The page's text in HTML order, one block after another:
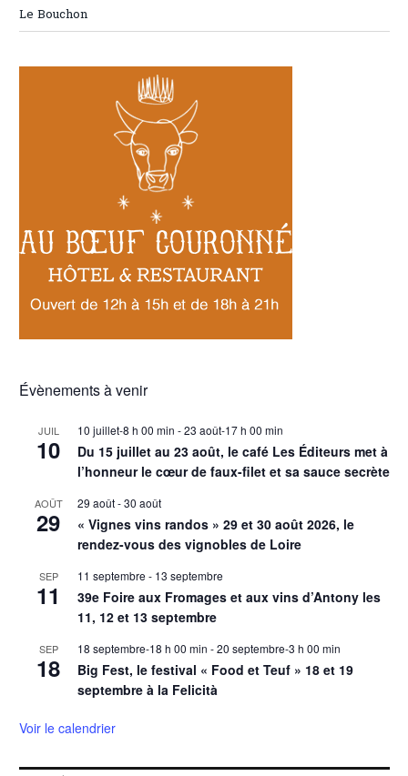
Le Bouchon
Évènements à venir
JUIL
10
10 juillet-8 h 00 min -23 août-17 h 00 min
Du 15 juillet au 23 août, le café Les Éditeurs met à
l’honneur le cœur de faux-filet et sa sauce secrète
AOÛT
29
29 août-30 août
« Vignes vins randos » 29 et 30 août 2026, le
rendez-vous des vignobles de Loire
SEP
11
11 septembre - 13 septembre
39e Foire aux Fromages et aux vins d’Antony les
11, 12 et 13 septembre
SEP
18
18 septembre-18 h 00 min -20 septembre-3 h 00 min
Big Fest, le festival « Food et Teuf » 18 et 19
septembre à la Felicità
Voir le calendrier